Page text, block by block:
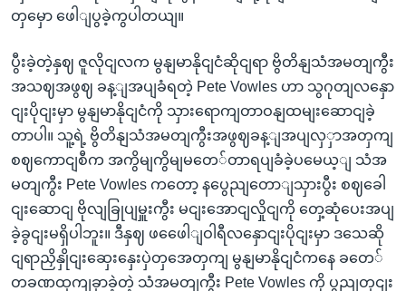
တှမှော ဖေါျပွခဲ့ကွပါတယျ။
ပွီးခဲ့တဲ့နှဈ ဇူလိုငျလက မွနျမာနိုငျငံဆိုငျရာ ဗွိတိနျသံအမတျကွီး
အသဈအဖွဈ ခန့ျအပျခံရတဲ့ Pete Vowles ဟာ သွဂုတျလနှော
ငျးပိုငျးမှာ မွနျမာနိုငျငံကို သှားရောကျတာဝနျထမျးဆောငျခဲ့
တာပါ။ သူ့ရဲ့ ဗွိတိနျသံအမတျကွီးအဖွဈခန့ျအပျလှှာအတှကျ
စဈကောငျစီက အကွိမျကွိမျမတေ်တာရပျခံခဲ့ပမေယ့ျ သံအ
မတျကွီး Pete Vowles ကတော့ နပွေညျတောျသှားပွီး စဈခေါ
ငျးဆောငျ ဗိုလျခြုပျမှူးကွီး မငျးအောငျလှိုငျကို တှေ့ဆုံပေးအပျ
ခဲ့ခွငျးမရှိပါဘူး။ ဒီနှဈ ဖဖေေါျဝါရီလနှောငျးပိုငျးမှာ ဒသေဆို
ငျရာညှိနှိုငျးဆှေးနှေးပှဲတှအေတှကျ မွနျမာနိုငျငံကနေ ခတေ်
တခဏထှကျခှာခဲ့တဲ့ သံအမတျကွီး Pete Vowles ကို ပွညျတှငျး